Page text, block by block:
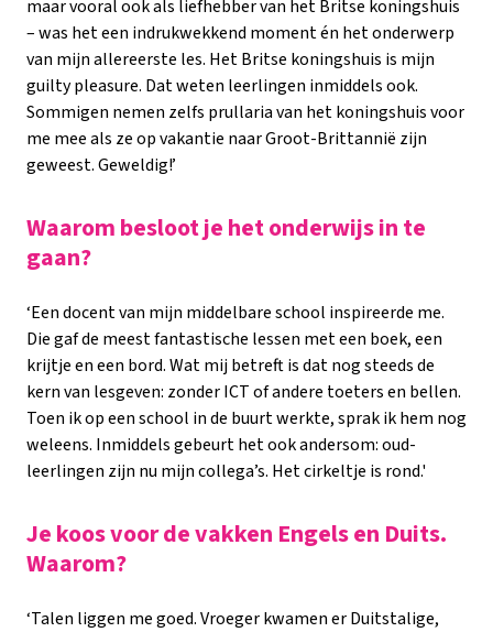
maar vooral ook als liefhebber van het Britse koningshuis
– was het een indrukwekkend moment én het onderwerp
van mijn allereerste les. Het Britse koningshuis is mijn
guilty pleasure. Dat weten leerlingen inmiddels ook.
Sommigen nemen zelfs prullaria van het koningshuis voor
me mee als ze op vakantie naar Groot-Brittannië zijn
geweest. Geweldig!’
Waarom besloot je het onderwijs in te
gaan?
‘Een docent van mijn middelbare school inspireerde me.
Die gaf de meest fantastische lessen met een boek, een
krijtje en een bord. Wat mij betreft is dat nog steeds de
kern van lesgeven: zonder ICT of andere toeters en bellen.
Toen ik op een school in de buurt werkte, sprak ik hem nog
weleens. Inmiddels gebeurt het ook andersom: oud-
leerlingen zijn nu mijn collega’s. Het cirkeltje is rond.'
Je koos voor de vakken Engels en Duits.
Waarom?
‘Talen liggen me goed. Vroeger kwamen er Duitstalige,